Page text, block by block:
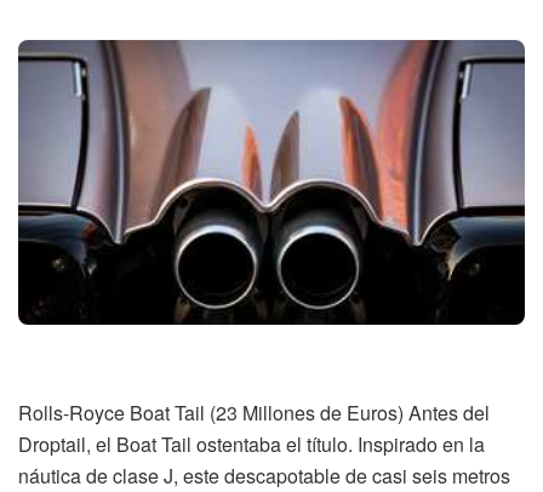
Rolls-Royce Boat Tail (23 Millones de Euros) Antes del
Droptail, el Boat Tail ostentaba el título. Inspirado en la
náutica de clase J, este descapotable de casi seis metros